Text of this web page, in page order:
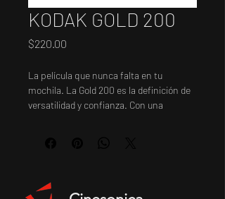
KODAK GOLD 200
$220.00
La película que nunca falta en tu
mochila. La Gold 200 es la definición de
versatilidad y confianza. Con una
estrenando tu primera cámara de